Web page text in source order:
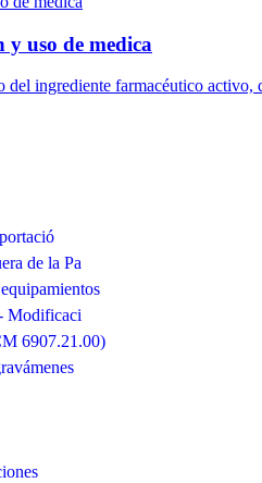
uso de medica
ingrediente farmacéutico activo,
de la Pa
Modificaci
6907.21.00)